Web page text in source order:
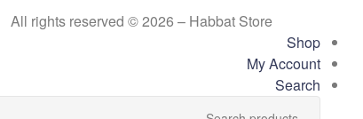
All rights reserved © 2026 – Habbat Store
Shop
My Account
Search